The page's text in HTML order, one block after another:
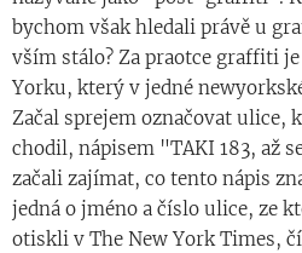
bychom však hledali právě u
vším stálo? Za praotce graffiti
Yorku, který v jedné
Začal sprejem označovat ulice,
chodil, nápisem "TAKI 183, až
začali zajímat, co tento nápis
jedná o jméno a číslo ulice, ze
otiskli v The New York Times,